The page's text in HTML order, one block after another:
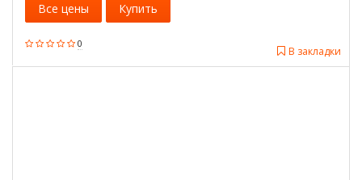
0
В закладки
Все цены Купить